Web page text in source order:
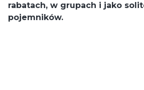
rabatach, w grupach i jako
pojemników.